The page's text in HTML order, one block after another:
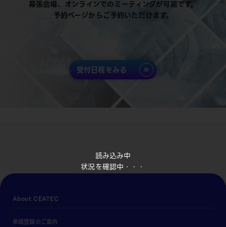
読み込み中
状況を確認中・・・
幕張会場、オンラインでのミーティングが可能です。
予約ページからご予約いただけます。
受付日程をみる
About CEATEC
来場登録のご案内